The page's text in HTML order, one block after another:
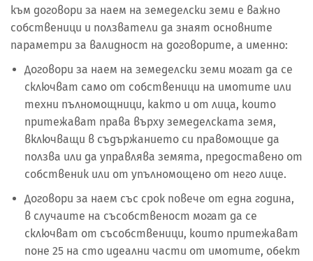
към договори за наем на земеделски земи е важно
собственици и ползватели да знаят основните
параметри за валидност на договорите, а именно:
Договори за наем на земеделски земи могат да се
сключват само от собственици на имотите или
техни пълномощници, както и от лица, които
притежават права върху земеделската земя,
включващи в съдържанието си правомощие да
ползва или да управлява земята, предоставено от
собственик или от упълномощено от него лице.
Договори за наем със срок повече от една година,
в случаите на съсобственост могат да се
сключват от съсобственици, които притежават
поне 25 на сто идеални части от имотите, обект